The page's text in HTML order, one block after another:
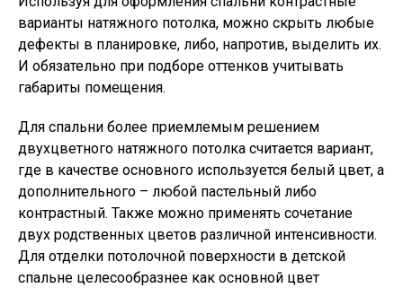
варианты натяжного потолка, можно скрыть любые
дефекты в планировке, либо, напротив, выделить их.
И обязательно при подборе оттенков учитывать
габариты помещения.
Для спальни более приемлемым решением
двухцветного натяжного потолка считается вариант,
где в качестве основного используется белый цвет, а
дополнительного – любой пастельный либо
контрастный. Также можно применять сочетание
двух родственных цветов различной интенсивности.
Для отделки потолочной поверхности в детской
спальне целесообразнее как основной цвет